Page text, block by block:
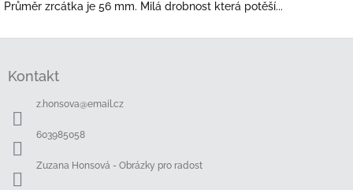
Průměr zrcátka je 56 mm. Milá drobnost která potěší...
Kontakt
z.honsova@email.cz
603985058
Zuzana Honsová - Obrázky pro radost